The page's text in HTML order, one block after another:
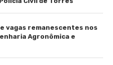
vagas remanescentes nos
Agronômica e